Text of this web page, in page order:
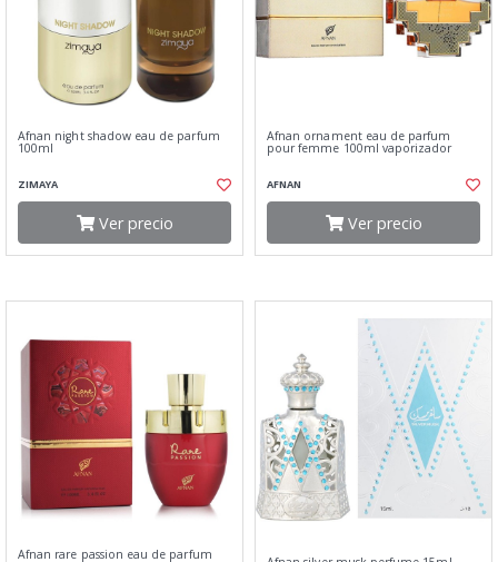
Afnan night shadow eau de parfum
100ml
ZIMAYA
Ver precio
Afnan ornament eau de parfum
pour femme 100ml vaporizador
AFNAN
Ver precio
Afnan rare passion eau de parfum